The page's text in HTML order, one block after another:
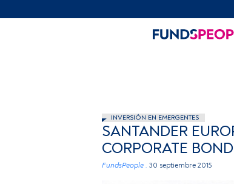
INVERSIÓN EN EMERGENTES
SANTANDER
CORPORATE
FundsPeople . 30 septiembre 2015